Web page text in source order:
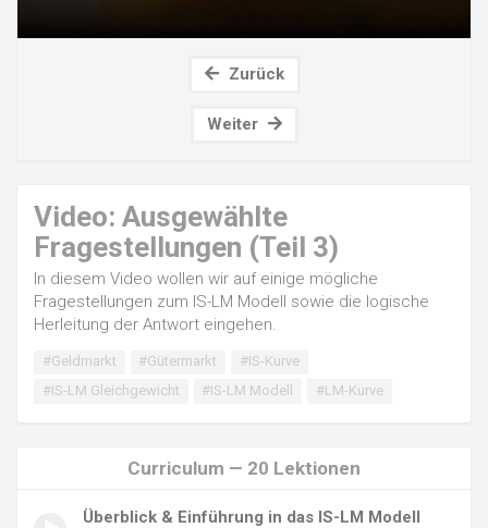
Zurück
Weiter
Video: Ausgewählte
Fragestellungen (Teil 3)
In diesem Video wollen wir auf einige mögliche
Fragestellungen zum IS-LM Modell sowie die logische
Herleitung der Antwort eingehen.
#Geldmarkt #Gütermarkt
#IS-Kurve
#IS-LM Gleichgewicht
#IS-LM Modell #LM-Kurve
Curriculum — 20 Lektionen
Überblick & Einführung in das IS-LM Modell